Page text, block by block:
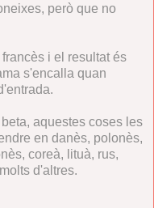
però que no
i el resultat és
s'encalla quan
aquestes coses les
en danès, polonès,
coreà, lituà, rus,
d'altres.